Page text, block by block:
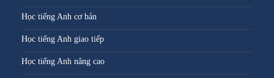
Học tiếng Anh cơ bản
Học tiếng Anh giao tiếp
Học tiếng Anh nâng cao